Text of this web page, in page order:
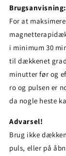
Brugsanvisning:
For at
i minimum 30
til dækkenet
minutter før og
ro og pulsen er
da nogle heste
Advarsel!
Brug ikke
puls, eller på